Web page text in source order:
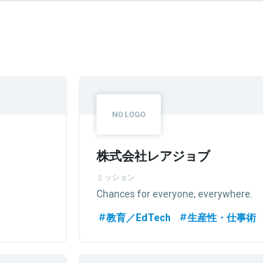
株式会社レアジョブ
ミッション
Chances for everyone, everywhere.
教育／EdTech
生産性・仕事術